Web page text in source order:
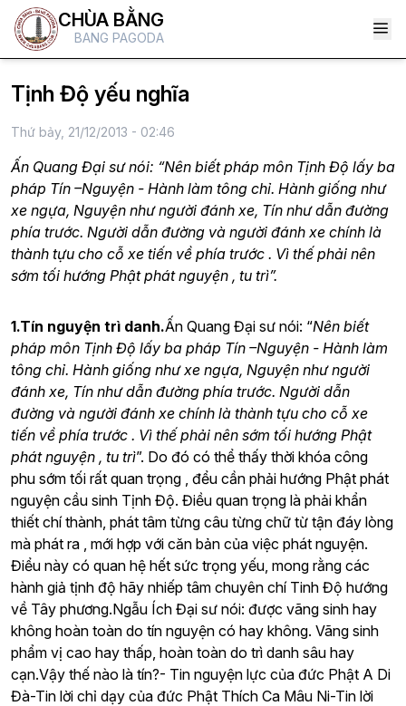
CHÙA BẰNG
BANG PAGODA
Tịnh Độ yếu nghĩa
Thứ bảy, 21/12/2013 - 02:46
Ấn Quang Đại sư nói: “Nên biết pháp môn Tịnh Độ lấy ba
pháp Tín –Nguyện - Hành làm tông chỉ. Hành giống như
xe ngựa, Nguyện như người đánh xe, Tín như dẫn đường
phía trước. Người dẫn đường và người đánh xe chính là
thành tựu cho cỗ xe tiến về phía trước . Vì thế phải nên
sớm tối hướng Phật phát nguyện , tu trì”.
1.Tín nguyện trì danh.Ấn Quang Đại sư nói: “Nên biết
pháp môn Tịnh Độ lấy ba pháp Tín –Nguyện - Hành làm
tông chỉ. Hành giống như xe ngựa, Nguyện như người
đánh xe, Tín như dẫn đường phía trước. Người dẫn
đường và người đánh xe chính là thành tựu cho cỗ xe
tiến về phía trước . Vì thế phải nên sớm tối hướng Phật
phát nguyện , tu trì”. Do đó có thể thấy thời khóa công
phu sớm tối rất quan trọng , đểu cần phải hướng Phật phát
nguyện cầu sinh Tịnh Độ. Điều quan trọng là phải khẩn
thiết chí thành, phát tâm từng câu từng chữ từ tận đáy lòng
mà phát ra , mới hợp với căn bản của việc phát nguyện.
Điểu này có quan hệ hết sức trọng yếu, mong rằng các
hành giả tịnh độ hãy nhiếp tâm chuyên chí Tinh Độ hướng
về Tây phương.Ngẫu Ích Đại sư nói: được vãng sinh hay
không hoàn toàn do tín nguyện có hay không. Vãng sinh
phẩm vị cao hay thấp, hoàn toàn do trì danh sâu hay
cạn.Vậy thế nào là tín?- Tin nguyện lực của đức Phật A Di
Đà-Tin lời chỉ dạy của đức Phật Thích Ca Mâu Ni-Tin lời